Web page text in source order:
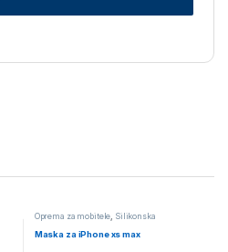
Oprema za mobitele, Silikonska
Maska za iPhone xs max